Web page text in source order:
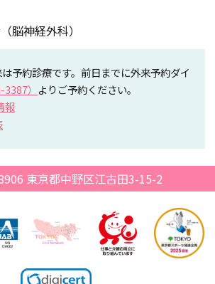
脳神経外科）
予約診療です。前日までに外来予約ダイ
） よりご予約ください。
報
東京都中野区江古田3-15-2